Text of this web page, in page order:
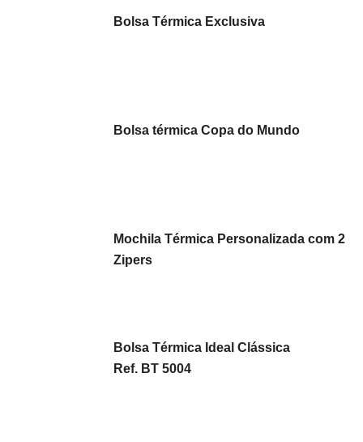
Bolsa Térmica Exclusiva
Bolsa térmica Copa do Mundo
Mochila Térmica Personalizada com 2
Zipers
Bolsa Térmica Ideal Clássica
Ref. BT 5004